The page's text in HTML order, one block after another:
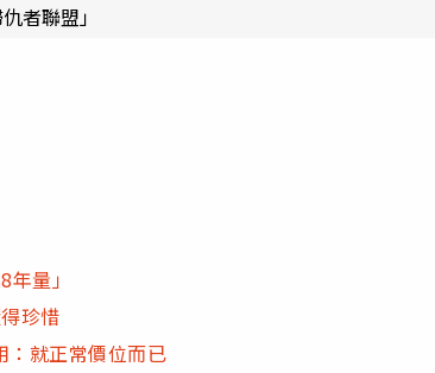
者聯盟」
量」
珍惜
：就正常價位而已